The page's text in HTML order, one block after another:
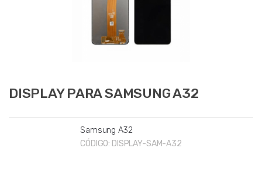
DISPLAY PARA SAMSUNG A32
Samsung A32
CÓDIGO: DISPLAY-SAM-A32